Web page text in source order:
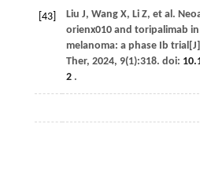
[43] Liu J, Wang X, Li Z, et al.
orienx010 and toripalimab
melanoma: a phase Ib
Ther, 2024, 9(1):318. doi:
2.